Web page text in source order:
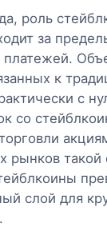
роль
за
платежей.
к
с
со
рынков такой
слой для